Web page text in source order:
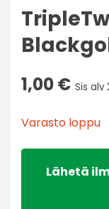
1,00€ Sis alv
Varasto loppu
Lähetä